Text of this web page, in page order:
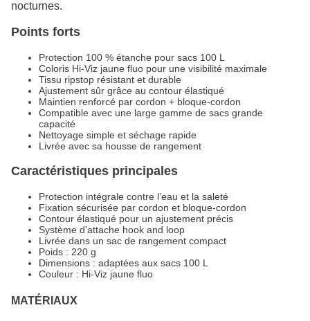
nocturnes.
Points forts
Protection 100 % étanche pour sacs 100 L
Coloris Hi-Viz jaune fluo pour une visibilité maximale
Tissu ripstop résistant et durable
Ajustement sûr grâce au contour élastiqué
Maintien renforcé par cordon + bloque-cordon
Compatible avec une large gamme de sacs grande
capacité
Nettoyage simple et séchage rapide
Livrée avec sa housse de rangement
Caractéristiques principales
Protection intégrale contre l’eau et la saleté
Fixation sécurisée par cordon et bloque-cordon
Contour élastiqué pour un ajustement précis
Système d’attache hook and loop
Livrée dans un sac de rangement compact
Poids : 220 g
Dimensions : adaptées aux sacs 100 L
Couleur : Hi-Viz jaune fluo
MATÉRIAUX